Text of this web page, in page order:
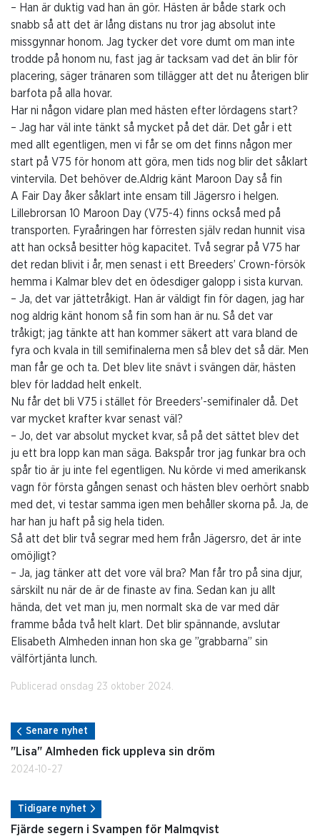
– Han är duktig vad han än gör. Hästen är både stark och
snabb så att det är lång distans nu tror jag absolut inte
missgynnar honom. Jag tycker det vore dumt om man inte
trodde på honom nu, fast jag är tacksam vad det än blir för
placering, säger tränaren som tillägger att det nu återigen blir
barfota på alla hovar.
Har ni någon vidare plan med hästen efter lördagens start?
– Jag har väl inte tänkt så mycket på det där. Det går i ett
med allt egentligen, men vi får se om det finns någon mer
start på V75 för honom att göra, men tids nog blir det såklart
vintervila. Det behöver de.Aldrig känt Maroon Day så fin
A Fair Day åker såklart inte ensam till Jägersro i helgen.
Lillebrorsan 10 Maroon Day (V75-4) finns också med på
transporten. Fyraåringen har förresten själv redan hunnit visa
att han också besitter hög kapacitet. Två segrar på V75 har
det redan blivit i år, men senast i ett Breeders’ Crown-försök
hemma i Kalmar blev det en ödesdiger galopp i sista kurvan.
– Ja, det var jättetråkigt. Han är väldigt fin för dagen, jag har
nog aldrig känt honom så fin som han är nu. Så det var
tråkigt; jag tänkte att han kommer säkert att vara bland de
fyra och kvala in till semifinalerna men så blev det så där. Men
man får ge och ta. Det blev lite snävt i svängen där, hästen
blev för laddad helt enkelt.
Nu får det bli V75 i stället för Breeders’-semifinaler då. Det
var mycket krafter kvar senast väl?
– Jo, det var absolut mycket kvar, så på det sättet blev det
ju ett bra lopp kan man säga. Bakspår tror jag funkar bra och
spår tio är ju inte fel egentligen. Nu körde vi med amerikansk
vagn för första gången senast och hästen blev oerhört snabb
med det, vi testar samma igen men behåller skorna på. Ja, de
har han ju haft på sig hela tiden.
Så att det blir två segrar med hem från Jägersro, det är inte
omöjligt?
– Ja, jag tänker att det vore väl bra? Man får tro på sina djur,
särskilt nu när de är de finaste av fina. Sedan kan ju allt
hända, det vet man ju, men normalt ska de var med där
framme båda två helt klart. Det blir spännande, avslutar
Elisabeth Almheden innan hon ska ge ”grabbarna” sin
välförtjänta lunch.
Publicerad onsdag 23 oktober 2024.
Senare nyhet
"Lisa" Almheden fick uppleva sin dröm
2024-10-27
Tidigare nyhet
Fjärde segern i Svampen för Malmqvist